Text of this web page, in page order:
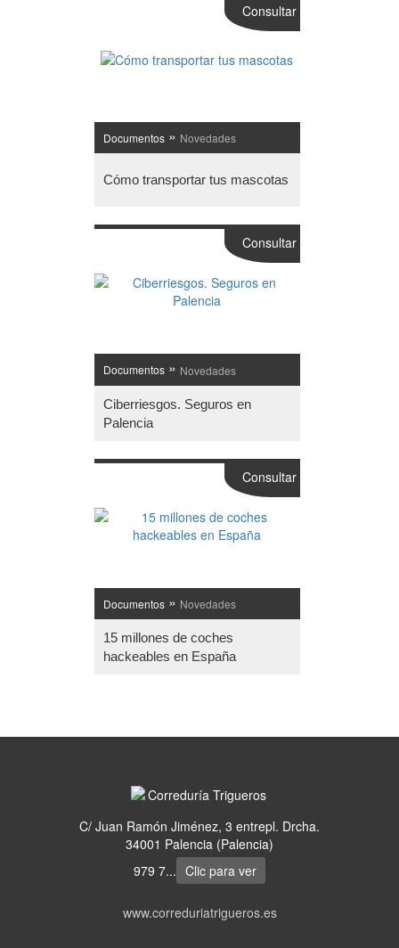
Documentos» Novedades
Cómo transportar tus mascotas
Consultar
Documentos» Novedades
Ciberriesgos. Seguros en
Palencia
Consultar
Documentos» Novedades
15 millones de coches
hackeables en España
Consultar
C/ Juan Ramón Jiménez, 3 entrepl. Drcha.
34001 Palencia (Palencia)
979 7... Clic para ver
www.correduriatrigueros.es